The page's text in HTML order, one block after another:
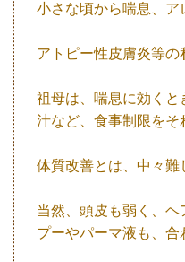
小さな頃から喘息、ア
アトピー性皮膚炎等の
祖母は、喘息に効く
汁など、食事制限をそ
体質改善とは、中々難
当然、頭皮も弱く、
プーやパーマ液も、合